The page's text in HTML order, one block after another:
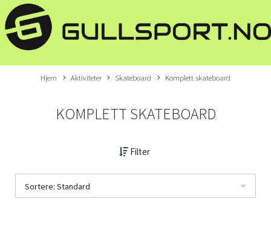
Hjem Aktiviteter Skateboard Komplett skateboard
KOMPLETT SKATEBOARD
Filter
Sortere: Standard